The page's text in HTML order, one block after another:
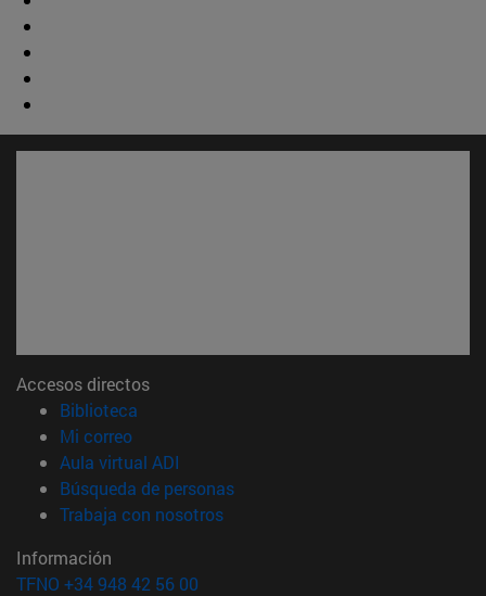
Accesos directos
Biblioteca
Mi correo(abre en nueva ventana)
Aula virtual ADI
Búsqueda de personas(abre en nueva ventana)
Trabaja con nosotros(abre en nueva ventana)
Información
TFNO +34 948 42 56 00